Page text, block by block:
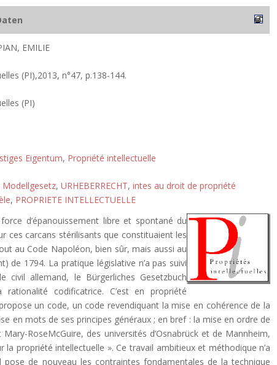
EMILIE
(PI),2013, n°47, p.138-144.
(PI)
Eigentum, Propriété intellectuelle
Modellgesetz, URHEBERRECHT, intes au droit de propriété
, PROPRIETE INTELLECTUELLE
d’épanouissement libre et spontané du
ces carcans stérilisants que constituaient les
au Code Napoléon, bien sûr, mais aussi au
de 1794. La pratique législative n’a pas suivi
civil allemand, le Bürgerliches Gesetzbuch
codificatrice. C’est en propriété
un code, un code revendiquant la mise en cohérence de la
en mots de ses principes généraux ; en bref : la mise en ordre de
RoseMcGuire, des universités d’Osnabrück et de Mannheim,
propriété intellectuelle ». Ce travail ambitieux et méthodique n’a
pose de nouveau les contraintes fondamentales de la technique